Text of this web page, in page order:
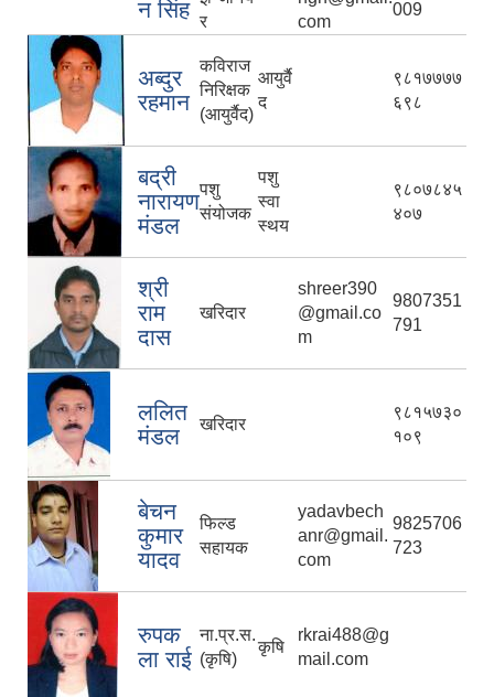
न सिंह र
com
009
अब्दुर
रहमान
कविराज
निरिक्षक
(आयुर्वैद)
आयुर्वै
द
९८१७७७७
६९८
बद्री
नारायण
मंडल
पशु
संयोजक
पशु
स्वा
स्थय
९८०७८४५
४०७
श्री
राम
दास
खरिदार
shreer390
@gmail.co
m
9807351
791
ललित
मंडल
खरिदार
९८१५७३०
१०९
बेचन
कुमार
यादव
फिल्ड
सहायक
yadavbech
anr@gmail.
com
9825706
723
रुपक
ला राई
ना.प्र.स.
(कृषि)
कृषि
rkrai488@g
mail.com